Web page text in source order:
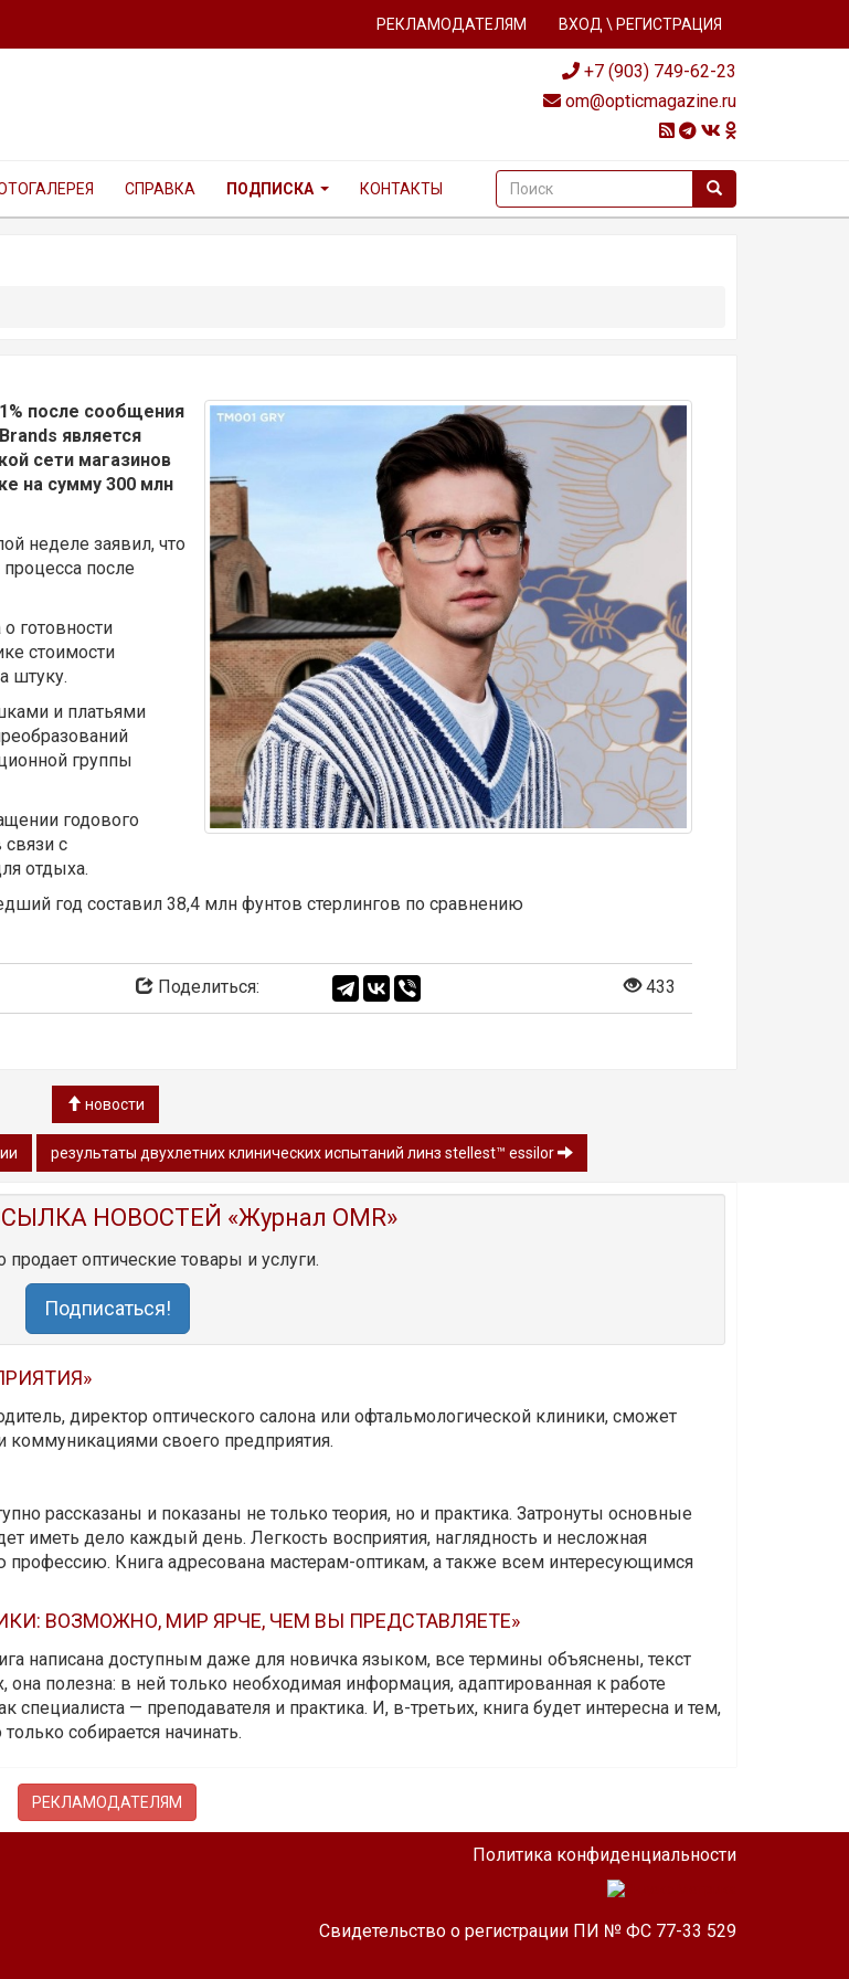
РЕКЛАМОДАТЕЛЯМ ВХОД \ РЕГИСТРАЦИЯ
+7 (903) 749-62-23
om@opticmagazine.ru
СПРАВКА ПОДПИСКА КОНТАКТЫ
после сообщения
является
сети магазинов
на сумму 300 млн
неделе заявил, что
после
готовности
стоимости
штуку.
и платьями
группы
годового
с
отдыха.
год составил 38,4 млн фунтов стерлингов по сравнению
Поделиться: 433
новости
результаты двухлетних клинических испытаний линз stellest™ essilor
НОВОСТЕЙ «Журнал OMR»
продает оптические товары и услуги.
Подписаться!
директор оптического салона или офтальмологической клиники, сможет
коммуникациями своего предприятия.
рассказаны и показаны не только теория, но и практика. Затронуты основные
иметь дело каждый день. Легкость восприятия, наглядность и несложная
профессию. Книга адресована мастерам-оптикам, а также всем интересующимся
ВОЗМОЖНО, МИР ЯРЧЕ, ЧЕМ ВЫ ПРЕДСТАВЛЯЕТЕ»
написана доступным даже для новичка языком, все термины объяснены, текст
полезна: в ней только необходимая информация, адаптированная к работе
— преподавателя и практика. И, в-третьих, книга будет интересна и тем,
собирается начинать.
РЕКЛАМОДАТЕЛЯМ
Политика конфиденциальности
Свидетельство о регистрации ПИ № ФС 77-33 529